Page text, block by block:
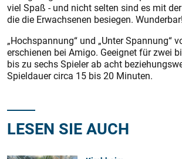
viel Spaß - und nicht selten sind es mit
die die Erwachsenen besiegen.
„Hochspannung“ und „Unter Spannung“
erschienen bei Amigo. Geeignet für zwei
bis zu sechs Spieler ab acht
Spieldauer circa 15 bis 20 Minuten.
LESEN SIE AUCH